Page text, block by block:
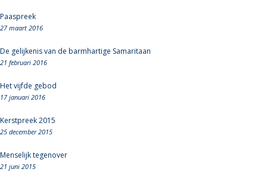
Paaspreek
27 maart 2016
De gelijkenis van de barmhartige Samaritaan
21 februari 2016
Het vijfde gebod
17 januari 2016
Kerstpreek 2015
25 december 2015
Menselijk tegenover
21 juni 2015